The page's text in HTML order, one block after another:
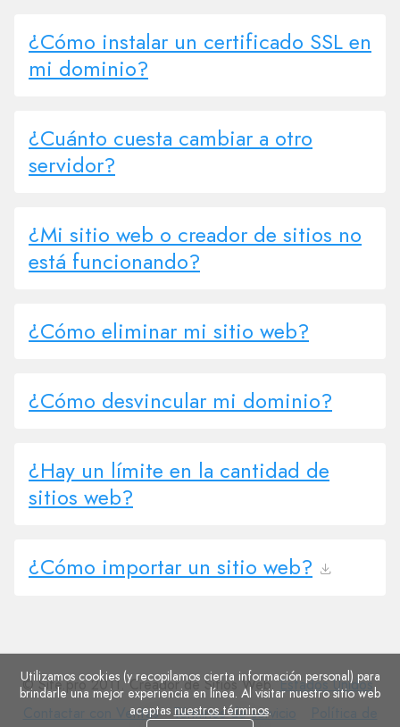
¿Cómo instalar un certificado SSL en
mi dominio?
¿Cuánto cuesta cambiar a otro
servidor?
¿Mi sitio web o creador de sitios no
está funcionando?
¿Cómo eliminar mi sitio web?
¿Cómo desvincular mi dominio?
¿Hay un límite en la cantidad de
sitios web?
¿Cómo importar un sitio web?
© Site.pro 2011. Creador de Sitios Web.Estados Unidos.
Contactar con Ventas
Términos
Términos de servicio
Utilizamos cookies (y recopilamos cierta información personal) para
brindarle una mejor experiencia en línea. Al visitar nuestro sitio web
aceptas nuestros términos.